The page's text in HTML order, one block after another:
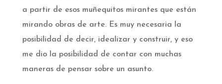
a partir de esos muñequitos mirantes que están
mirando obras de arte. Es muy necesaria la
posibilidad de decir, idealizar y construir, y eso
me dio la posibilidad de contar con muchas
maneras de pensar sobre un asunto.